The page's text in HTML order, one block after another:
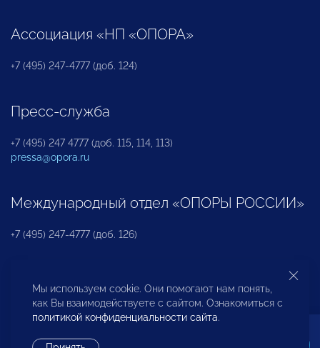
Ассоциация «НП «ОПОРА»
+7 (495) 247-4777 (доб. 124)
Пресс-служба
+7 (495) 247 4777 (доб. 115, 114, 113)
pressa@opora.ru
Международный отдел «ОПОРЫ РОССИИ»
+7 (495) 247-4777 (доб. 126)
Бюро по защите прав предпринимателей и
инвесторов
Мы используем cookie. Они помогают нам понять,
как Вы взаимодействуете с сайтом. Ознакомиться с
политикой конфиденциальности сайта.